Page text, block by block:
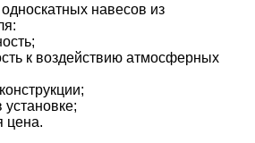
навесов из
к воздействию атмосферных
установке;
цена.